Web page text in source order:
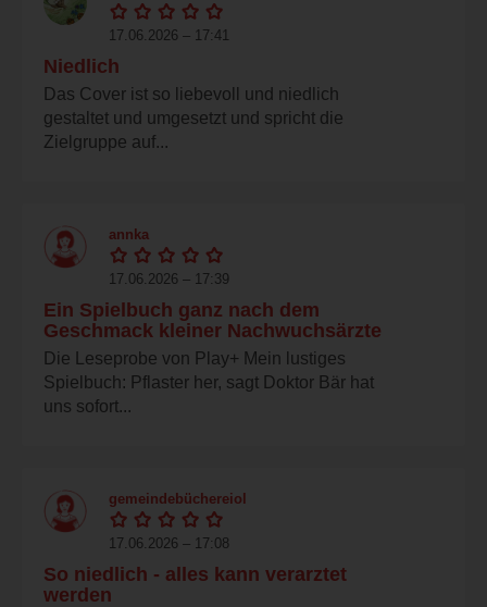
17.06.2026 – 17:41
Niedlich
Das Cover ist so liebevoll und niedlich
gestaltet und umgesetzt und spricht die
Zielgruppe auf...
annka
17.06.2026 – 17:39
Ein Spielbuch ganz nach dem
Geschmack kleiner Nachwuchsärzte
Die Leseprobe von Play+ Mein lustiges
Spielbuch: Pflaster her, sagt Doktor Bär hat
uns sofort...
gemeindebüchereiol
17.06.2026 – 17:08
So niedlich - alles kann verarztet
werden